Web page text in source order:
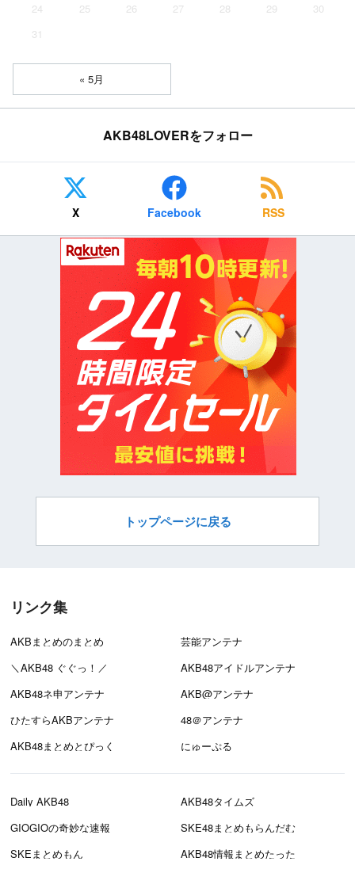
24
25 26 27 28 29
30
31
« 5月
AKB48LOVERをフォロー
X Facebook RSS
トップページに戻る
リンク集
AKBまとめのまとめ
芸能アンテナ
＼AKB48 ぐぐっ！／
AKB48アイドルアンテナ
AKB48ネ申アンテナ
AKB@アンテナ
ひたすらAKBアンテナ
48＠アンテナ
AKB48まとめとぴっく
にゅーぷる
Daily AKB48
AKB48タイムズ
GIOGIOの奇妙な速報
SKE48まとめもらんだむ
SKEまとめもん
AKB48情報まとめたった